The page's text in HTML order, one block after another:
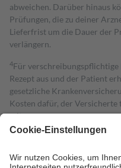
abweichen. Darüber hinaus
Prüfungen, die zu deiner
Lieferfrist um die Dauer der
verlängern.
4Für
Rezept aus und der Patient
gesetzliche
Kosten dafür, der Versicherte
mit.
Grundsätzlich leisten
höchstens zehn Euro.
Es sind
Kosten der Leistung zu